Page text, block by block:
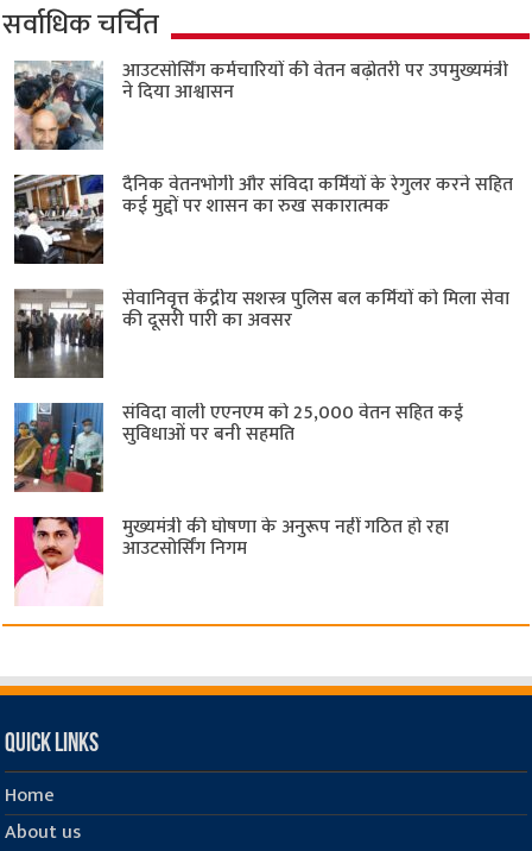
सर्वाधिक चर्चित
आउटसोर्सिंग कर्मचारियों की वेतन बढ़ोतरी पर उपमुख्यमंत्री
ने दिया आश्वासन
दैनिक वेतनभोगी और संविदा कर्मियों के रेगुलर करने सहित
कई मुद्दों पर शासन का रुख सकारात्मक
सेवानिवृत्त केंद्रीय सशस्त्र पुलिस बल ​कर्मियों को मिला सेवा
की दूसरी पारी का अवसर
संविदा वाली एएनएम को 25,000 वेतन सहित कई
सुविधाओं पर बनी सहमति
मुख्यमंत्री की घोषणा के अनुरूप नहीं गठित हो रहा
आउटसोर्सिंग निगम
Quick Links
Home
About us